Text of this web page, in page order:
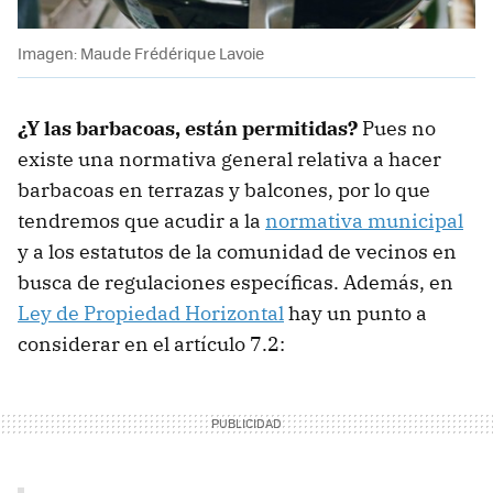
Imagen: Maude Frédérique Lavoie
¿Y las barbacoas, están permitidas? Pues no
existe una normativa general relativa a hacer
barbacoas en terrazas y balcones, por lo que
tendremos que acudir a la normativa municipal
y a los estatutos de la comunidad de vecinos en
busca de regulaciones específicas. Además, en
Ley de Propiedad Horizontalhay un punto a
considerar en el artículo 7.2: